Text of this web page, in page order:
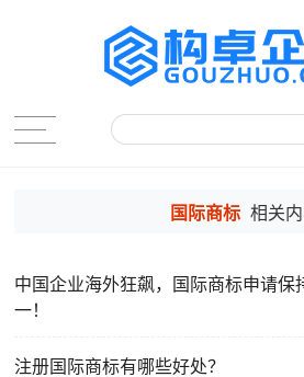
国际商标 相关
中国企业海外狂飙，国际商标申请保
一！
注册国际商标有哪些好处？